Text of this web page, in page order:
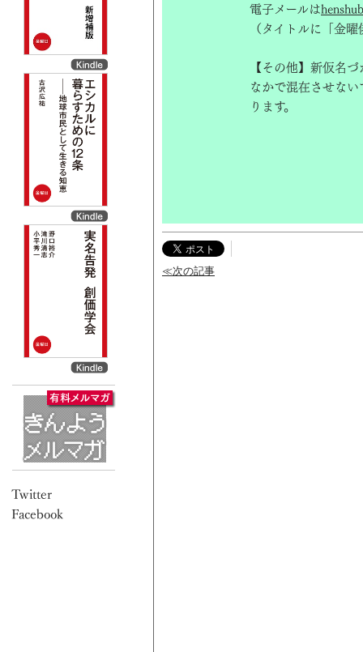
電子メールは
（タイトルに「金
【その他】新仮名
なかで混在させな
ります。
≪次の記事